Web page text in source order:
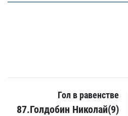
Гол в равенстве
87.Голдобин Николай(9)